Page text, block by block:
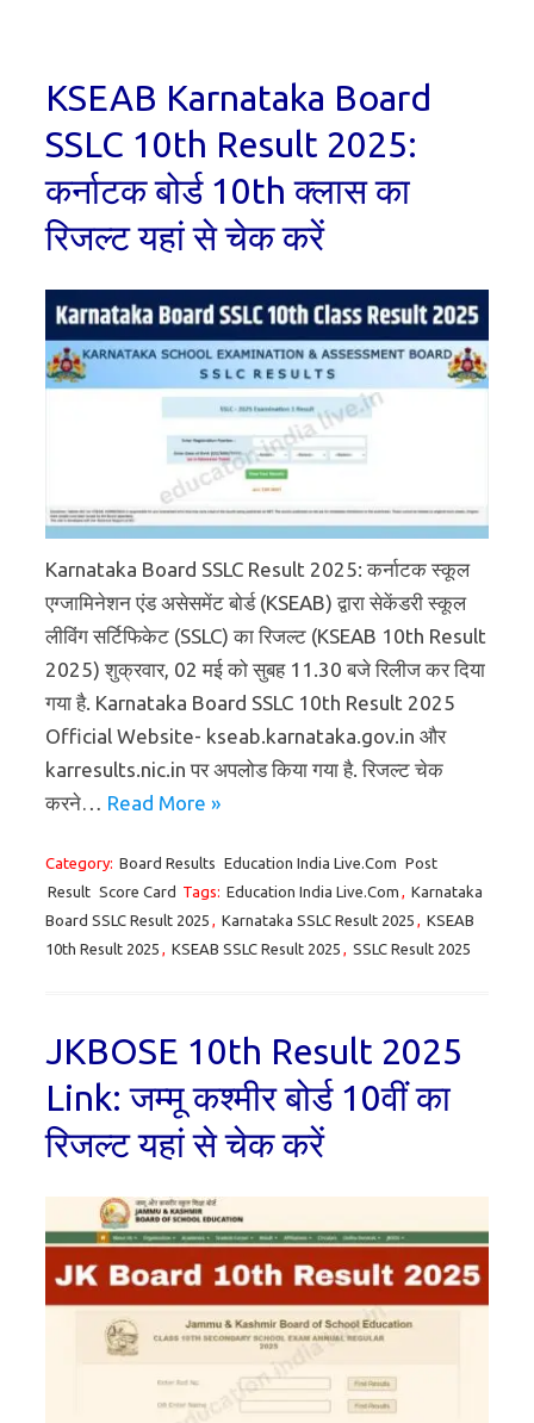
KSEAB Karnataka Board
SSLC 10th Result 2025:
कर्नाटक बोर्ड 10th क्लास का
रिजल्ट यहां से चेक करें
Karnataka Board SSLC Result 2025: कर्नाटक स्कूल
एग्जामिनेशन एंड असेसमेंट बोर्ड (KSEAB) द्वारा सेकेंडरी स्कूल
लीविंग सर्टिफिकेट (SSLC) का रिजल्ट (KSEAB 10th Result
2025) शुक्रवार, 02 मई को सुबह 11.30 बजे रिलीज कर दिया
गया है. Karnataka Board SSLC 10th Result 2025
Official Website- kseab.karnataka.gov.in और
karresults.nic.in पर अपलोड किया गया है. रिजल्ट चेक
करने… Read More »
Category: Board Results Education India Live.Com Post
Result Score Card Tags: Education India Live.Com , Karnataka
Board SSLC Result 2025 , Karnataka SSLC Result 2025 , KSEAB
10th Result 2025 , KSEAB SSLC Result 2025 , SSLC Result 2025
JKBOSE 10th Result 2025
Link: जम्मू कश्मीर बोर्ड 10वीं का
रिजल्ट यहां से चेक करें